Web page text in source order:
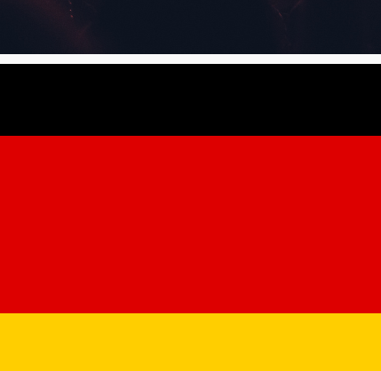
concertele byron, Dimitri's
indoor sau outdoor. Agenda de evenimente din Sibiu City
să le aveți în atenție. Overground Music îi aduce